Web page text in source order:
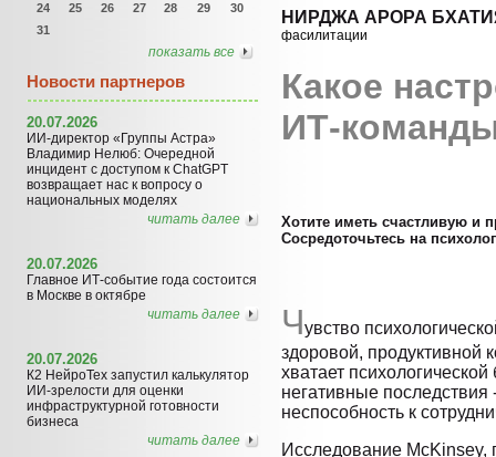
24
25 26 27 28 29
30
31
показать все
Новости партнеров
20.07.2026
ИИ-директор «Группы Астра»
Владимир Нелюб: Очередной
инцидент с доступом к ChatGPT
возвращает нас к вопросу о
национальных моделях
читать далее
20.07.2026
Главное ИТ-событие года состоится
в Москве в октябре
читать далее
20.07.2026
К2 НейроТех запустил калькулятор
ИИ-зрелости для оценки
инфраструктурной готовности
бизнеса
читать далее
НИРДЖА АРОРА
фасилитации
Какое
ИТ-
Хотите иметь счастливую и
Сосредоточьтесь на
Чувство
здоровой, продуктивной
хватает
негативные последствия
неспособность к
Исследование McKinsey,